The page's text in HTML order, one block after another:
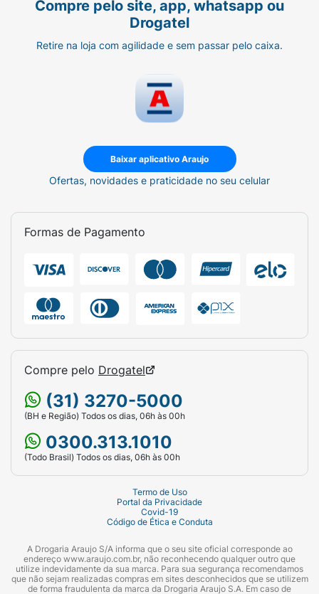
Compre pelo site, app, whatsapp ou
Drogatel
Retire na loja com agilidade e sem passar pelo caixa.
Baixar aplicativo Araujo
Ofertas, novidades e praticidade no seu celular
Formas de Pagamento
Compre pelo Drogatel
(31) 3270-5000
(BH e Região) Todos os dias, 06h às 00h
0300.313.1010
(Todo Brasil) Todos os dias, 06h às 00h
Termo de Uso
Portal da Privacidade
Covid-19
Código de Ética e Conduta
A Drogaria Araujo S/A informa que o seu site oficial corresponde ao
endereço www.araujo.com.br, não reconhecendo qualquer outro que
utilize indevidamente da sua marca. Para sua segurança recomendamos
que não sejam realizadas compras em sites desconhecidos que se utilizem
de forma fraudulenta da marca da Drogaria Araujo S.A. Em caso de